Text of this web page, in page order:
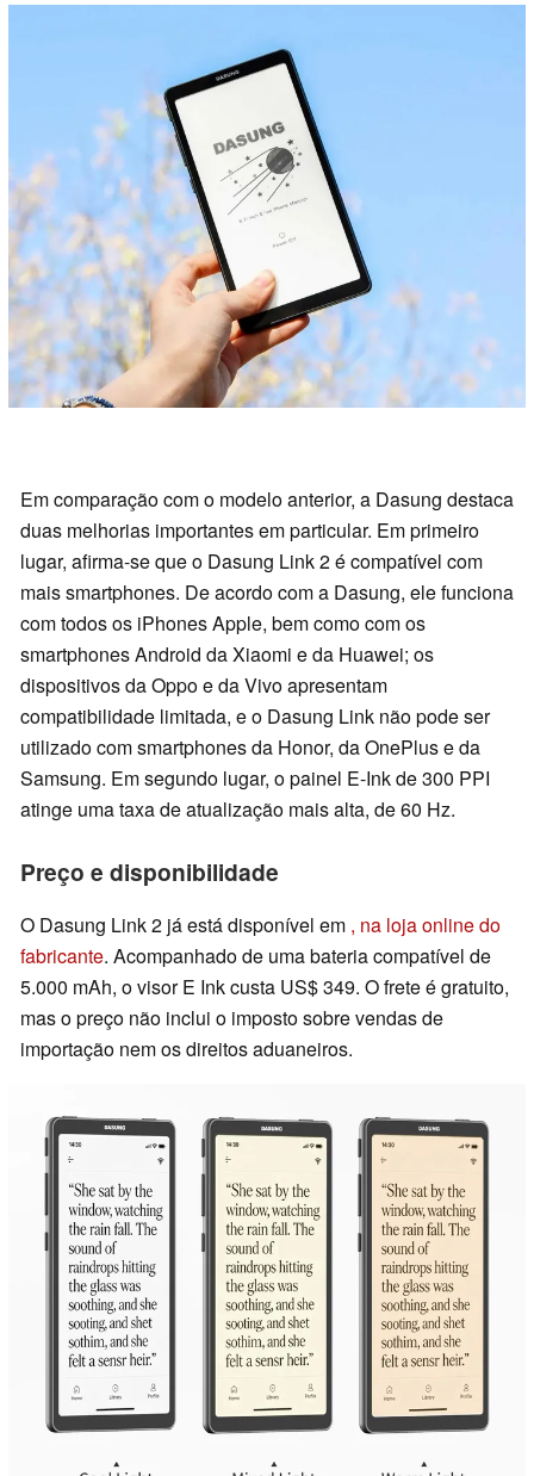
Em comparação com o modelo anterior, a Dasung destaca
duas melhorias importantes em particular. Em primeiro
lugar, afirma-se que o Dasung Link 2 é compatível com
mais smartphones. De acordo com a Dasung, ele funciona
com todos os iPhones Apple, bem como com os
smartphones Android da Xiaomi e da Huawei; os
dispositivos da Oppo e da Vivo apresentam
compatibilidade limitada, e o Dasung Link não pode ser
utilizado com smartphones da Honor, da OnePlus e da
Samsung. Em segundo lugar, o painel E-Ink de 300 PPI
atinge uma taxa de atualização mais alta, de 60 Hz.
Preço e disponibilidade
O Dasung Link 2 já está disponível em , na loja online do
fabricante. Acompanhado de uma bateria compatível de
5.000 mAh, o visor E Ink custa US$ 349. O frete é gratuito,
mas o preço não inclui o imposto sobre vendas de
importação nem os direitos aduaneiros.